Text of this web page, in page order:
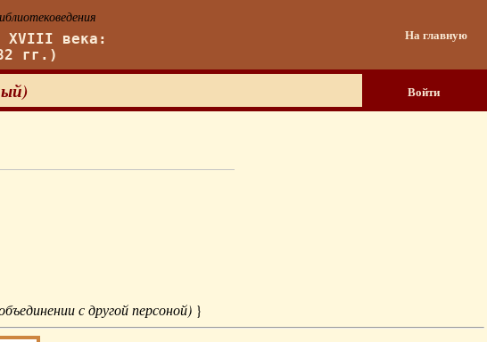
XVIII века:
гг.)
На главную
Войти
с другой персоной) }